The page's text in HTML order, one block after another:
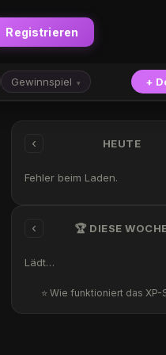
Registrieren
Gewinnspiel ▾ +
‹ HEUTE
Fehler beim Laden.
‹ 🏆 DIESE
Lädt…
⭐ Wie funktioniert das XP-